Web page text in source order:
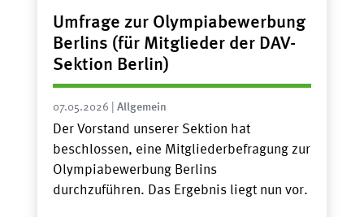
Umfrage zur Olympiabewerbung
Berlins (für Mitglieder der DAV-
Sektion Berlin)
07.05.2026 Allgemein
Der Vorstand unserer Sektion hat
beschlossen, eine Mitgliederbefragung zur
Olympiabewerbung Berlins
durchzuführen. Das Ergebnis liegt nun vor.